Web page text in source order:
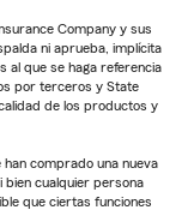
Company y sus
ni aprueba, implícita
al que se haga referencia
por terceros y State
de los productos y
comprado una nueva
bien cualquier persona
que ciertas funciones